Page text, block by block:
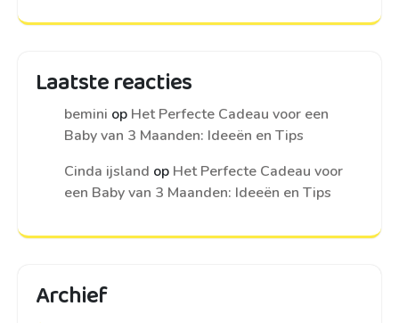
Laatste reacties
bemini op Het Perfecte Cadeau voor een
Baby van 3 Maanden: Ideeën en Tips
Cinda ijsland op Het Perfecte Cadeau voor
een Baby van 3 Maanden: Ideeën en Tips
Archief